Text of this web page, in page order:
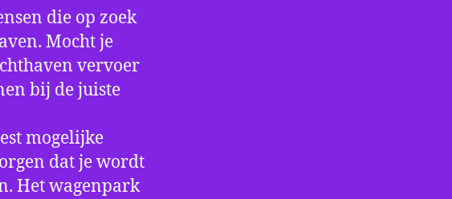
die op zoek
Mocht je
vervoer
bij de juiste
mogelijke
dat je wordt
Het wagenpark